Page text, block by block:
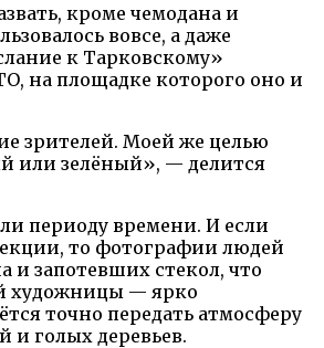
кроме чемодана и
вовсе, а даже
к Тарковскому»
на площадке которого оно и
зрителей. Моей же целью
или зелёный», — делится
периоду времени. И если
то фотографии людей
и запотевших стекол, что
художницы — ярко
точно передать атмосферу
и голых деревьев.